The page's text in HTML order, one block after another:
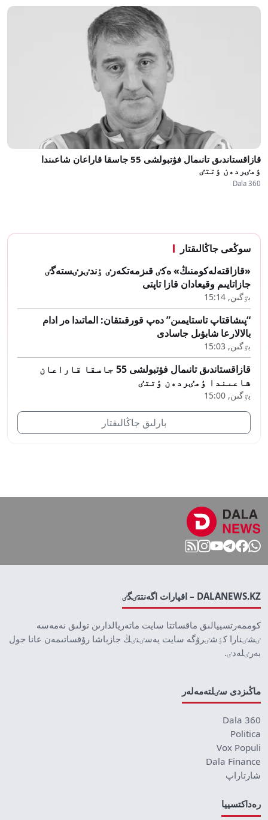
قازاقستاندىق تانىمال فۋتبولشى 55 جاسقا قاراعان شاعىندا
ٶمٸردەن ٶتتٸ
Dala 360
سوڭعى جاڭالىقتار
«قازاقتەلەكومنىڭ» ەكٸ قىزمەتكەرٸ ٶندٸرٸستەگٸ
جازاتايىم وقيعادان قازا تاپتى
بٷگىن, 15:14
“پىشاقتاپ تاستايمىن” دەپ قورقىتقان: الماتىدا ەر ادام
بالالارعا شابۋىل جاسادى
بٷگىن, 15:03
قازاقستاندىق تانىمال فۋتبولشى 55 جاسقا قاراعان
شاعىندا ٶمٸردەن ٶتتٸ
بٷگىن, 15:00
بارلىق جاڭالىقتار
DALANEWS.KZ – اقپارات اگەنتتٸگٸ
كوممەرتسييالىق ماقساتتا سايت ماتەريالدارىن تولىق نەمەسە
ٸشٸنارا كٶشٸرۋگە سايت يەسٸنٸڭ جازباشا رۇقساتىمەن عانا جول
بەرٸلەدٸ.
ماڭىزدى سٸلتەمەلەر
Dala 360
Politica
Vox Populi
Dala Finance
شارتاراپ
رەداكتسييا